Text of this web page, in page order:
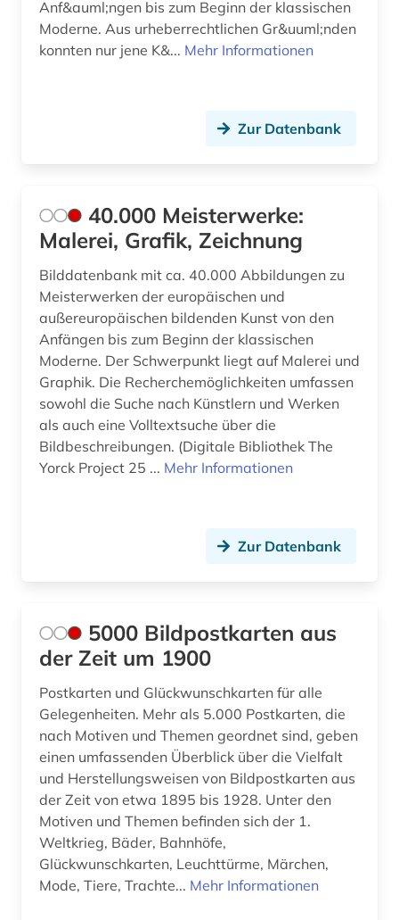
corinth (1)
daguerreotypie (1)
dahlbergh, erik jönsson | offizier; architekt;
zeichner; kartograf; historiker; beamter;
generalgouverneur (1)
darmstadt (1)
darstellend kunst (1)
darstellende kunst (3)
darwin, charles | naturwissenschaftler;
biologe; geologe (1)
dehio, georg | kunsthistoriker; hochschullehrer;
historiker; maler; zeichner (1)
dehio-handbuch (1)
dekorative kunst (1)
denkmal (4)
denkmalpflege (4)
denkmalschutz (2)
der blaue reiter (1)
Anf&auml;ngen bis zum Beginn der klassischen
Moderne. Aus urheberrechtlichen Gr&uuml;nden
konnten nur jene K&... Mehr Informationen
Zur Datenbank
40.000 Meisterwerke:
Malerei, Grafik, Zeichnung
Bilddatenbank mit ca. 40.000 Abbildungen zu
Meisterwerken der europäischen und
außereuropäischen bildenden Kunst von den
Anfängen bis zum Beginn der klassischen
Moderne. Der Schwerpunkt liegt auf Malerei und
Graphik. Die Recherchemöglichkeiten umfassen
sowohl die Suche nach Künstlern und Werken
als auch eine Volltextsuche über die
Bildbeschreibungen. (Digitale Bibliothek The
Yorck Project 25 ... Mehr Informationen
Zur Datenbank
5000 Bildpostkarten aus
der Zeit um 1900
Postkarten und Glückwunschkarten für alle
Gelegenheiten. Mehr als 5.000 Postkarten, die
nach Motiven und Themen geordnet sind, geben
einen umfassenden Überblick über die Vielfalt
und Herstellungsweisen von Bildpostkarten aus
der Zeit von etwa 1895 bis 1928. Unter den
Motiven und Themen befinden sich der 1.
Weltkrieg, Bäder, Bahnhöfe,
Glückwunschkarten, Leuchttürme, Märchen,
Mode, Tiere, Trachte... Mehr Informationen